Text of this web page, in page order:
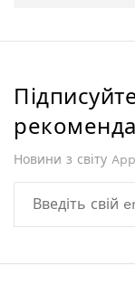
Новини з світу